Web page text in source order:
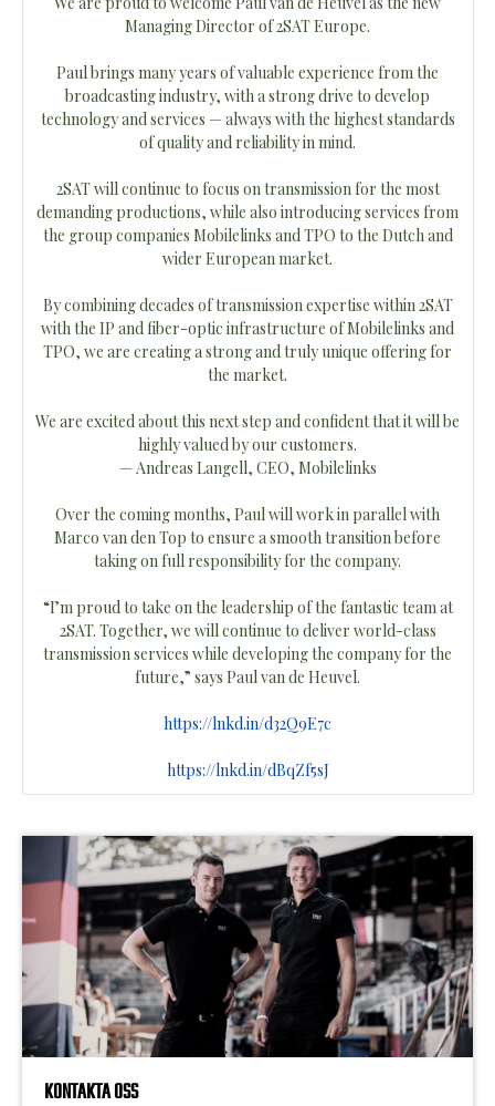
Managing Director of 2SAT Europe.
Paul brings many years of valuable experience from the
broadcasting industry, with a strong drive to develop
technology and services — always with the highest standards
of quality and reliability in mind.
2SAT will continue to focus on transmission for the most
demanding productions, while also introducing services from
the group companies Mobilelinks and TPO to the Dutch and
wider European market.
By combining decades of transmission expertise within 2SAT
with the IP and fiber-optic infrastructure of Mobilelinks and
TPO, we are creating a strong and truly unique offering for
the market.
We are excited about this next step and confident that it will be
highly valued by our customers.
— Andreas Langell, CEO, Mobilelinks
Over the coming months, Paul will work in parallel with
Marco van den Top to ensure a smooth transition before
taking on full responsibility for the company.
“I’m proud to take on the leadership of the fantastic team at
2SAT. Together, we will continue to deliver world-class
transmission services while developing the company for the
future,” says Paul van de Heuvel.
https://lnkd.in/d32Q9E7c
https://lnkd.in/dBqZf5sJ
KONTAKTA OSS